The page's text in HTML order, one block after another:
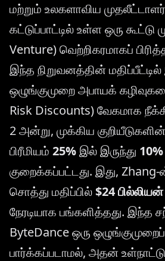
மற்றும் உலகளாவிய
கட்டுப்பாட்டில் உள்ள ஒரு கூட்டு
Venture) வெற்றிகரமாகப்
இந்த நிறுவனத்தின்
ஒழுங்குமுறை அபாயக்
Risk Discounts) வேகமாக
2 அன்று, முக்கிய
பிரீமியம் 25%இல் இருந்து 10%
குறைக்கப்பட்டது. இது,
சொத்து மதிப்பில்$24 பில்லியன்
நேரடியாக பங்களித்தது. இந்த
ByteDance ஒரு
பார்க்கப்படாமல், அதன்